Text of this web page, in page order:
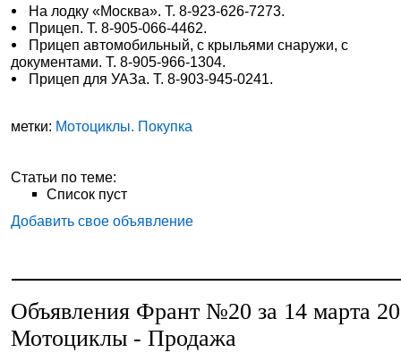
На лодку «Москва». Т. 8-923-626-7273.
Прицеп. Т. 8-905-066-4462.
Прицеп автомобильный, с крыльями снаружи, с
документами. Т. 8-905-966-1304.
Прицеп для УАЗа. Т. 8-903-945-0241.
метки: Мотоциклы. Покупка
Статьи по теме:
Список пуст
Добавить свое объявление
Объявления Франт №20 за 14 марта
Мотоциклы - Продажа